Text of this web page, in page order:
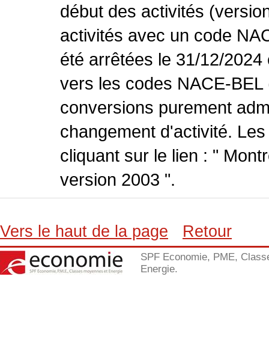
début des activités
activités avec un code
été arrêtées le 31/12/
vers les codes NACE-
conversions purement
changement d'activité.
cliquant sur le lien : "
version 2003 ".
Vers le haut de la page Retour
SPF Economie, PME,
Energie.